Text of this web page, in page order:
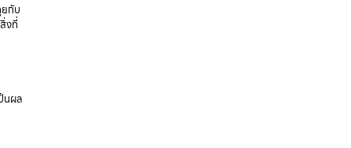
ยกับ
งที่
นผล